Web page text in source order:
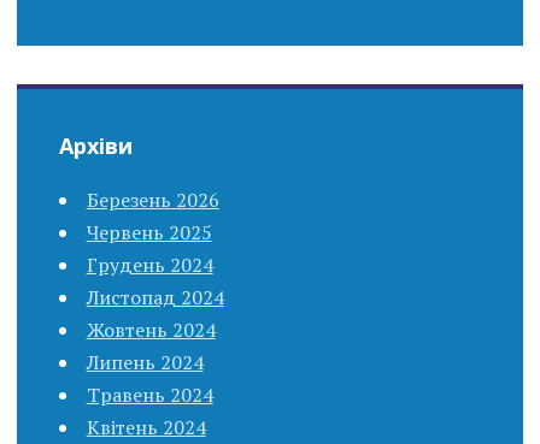
Архіви
Березень 2026
Червень 2025
Грудень 2024
Листопад 2024
Жовтень 2024
Липень 2024
Травень 2024
Квітень 2024